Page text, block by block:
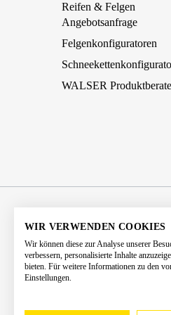
Reifen & Felgen
Angebotsanfrage
Felgenkonfiguratoren
WALSER
AGB
WIR VERWENDEN COOKIES
Wir können diese zur Analyse unserer
verbessern, personalisierte Inhalte
bieten. Für weitere Informationen zu den
Einstellungen.